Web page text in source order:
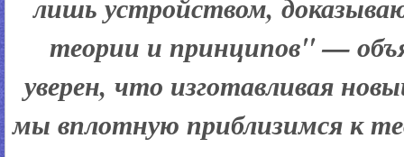
теории и принципов" —
уверен, что изготавливая
мы вплотную приблизимся к